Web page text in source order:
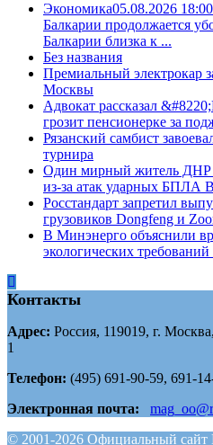
Экономика05.08.2026
Балкарии продолжается
Балкарии близка к ...
Без названия
Премиальный электрокар
Москвы
Адвокат рассказал
грозит пенсионерке за
Рязанский самбист
турнира
Один мирный житель ДНР
из-за атак ударных БПЛА
Росстандарт запретил
грузовиков Dongfeng и
В Минэнерго объяснили
экологических
Контакты
Адрес: Россия, 119019, г.
1
Телефон: (495) 691-90-59, 691-
Электронная почта:
© 2001-2026 Официальный